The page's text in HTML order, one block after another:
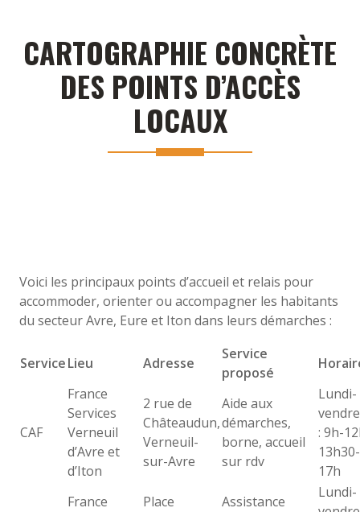
CARTOGRAPHIE CONCRÈTE
DES POINTS D’ACCÈS
LOCAUX
Voici les principaux points d’accueil et relais pour
accommoder, orienter ou accompagner les habitants
du secteur Avre, Eure et Iton dans leurs démarches :
ServiceLieu Adresse
Service
proposé
CAF
France
Services
Verneuil
d’Avre et
d’Iton
2 rue de
Châteaudun,
Verneuil-
sur-Avre
Aide aux
démarches,
borne, accueil
sur rdv
Lundi-
: 9h-
13h30-
17h
France
Place
Assistance
Lundi-